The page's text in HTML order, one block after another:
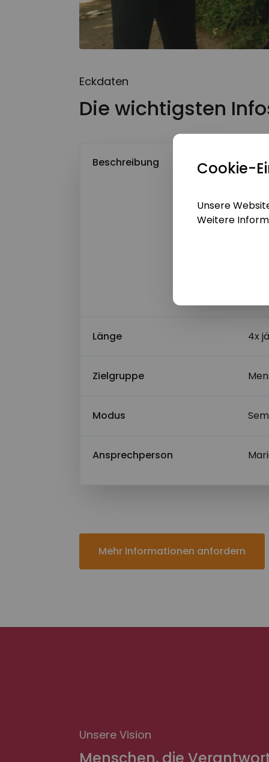
Eckdaten
Die wichtigsten
Beschreibung
SV-
Länge 4x
Zielgruppe
Modus
Ansprechperson
Mehr Informationen anfordern
E-Mail-Adresse*
Name der
Alternativer
Cookie-
Unsere
Weitere
Unsere Vision
Menschen, die